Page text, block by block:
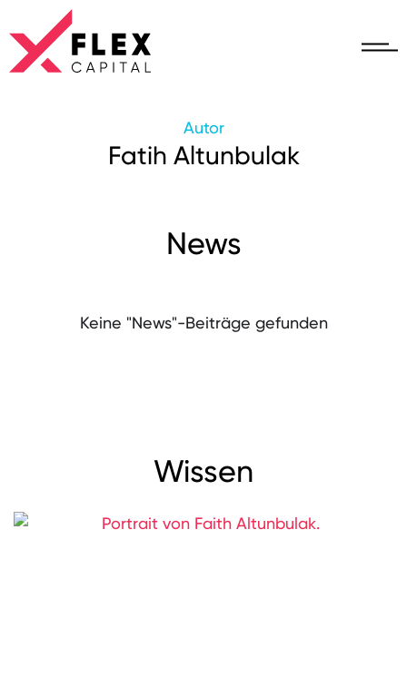
Autor
Fatih Altunbulak
News
Keine "News"-Beiträge gefunden
Wissen